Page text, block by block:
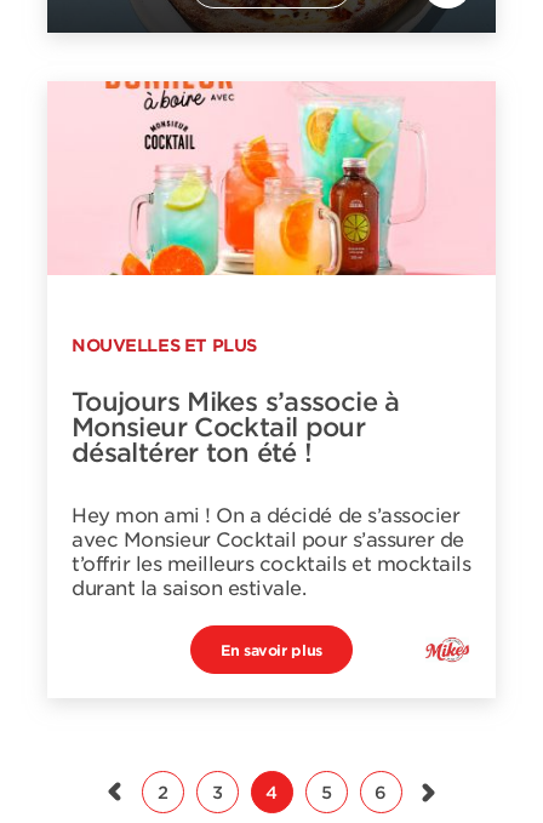
NOUVELLES ET PLUS
Toujours Mikes s’associe à
Monsieur Cocktail pour
désaltérer ton été !
Hey mon ami ! On a décidé de s’associer
avec Monsieur Cocktail pour s’assurer de
t’offrir les meilleurs cocktails et mocktails
durant la saison estivale.
En savoir plus
2 3 4 5 6